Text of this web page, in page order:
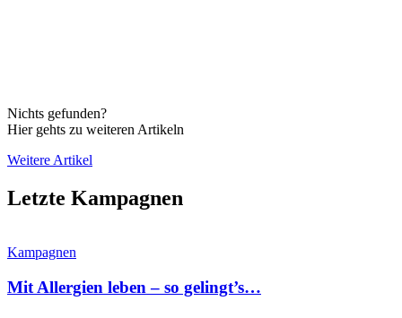
Nichts gefunden?
Hier gehts zu weiteren Artikeln
Weitere Artikel
Letzte Kampagnen
Kampagnen
Mit Allergien leben – so gelingt’s…